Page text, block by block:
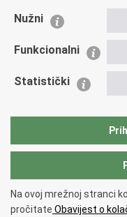
Udruge
Policijska akademija
Zaklada policijske
Vučetić"
Copyright © 2026 Policijska
Nužni
Funkcionalni
Statistički
Na ovoj mrežnoj stranci
pročitate Obavijest o